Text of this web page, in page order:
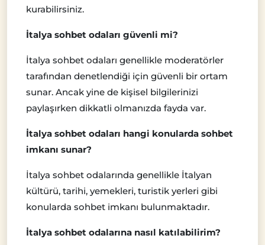
kurabilirsiniz.
İtalya sohbet odaları güvenli mi?
İtalya sohbet odaları genellikle moderatörler
tarafından denetlendiği için güvenli bir ortam
sunar. Ancak yine de kişisel bilgilerinizi
paylaşırken dikkatli olmanızda fayda var.
İtalya sohbet odaları hangi konularda sohbet
imkanı sunar?
İtalya sohbet odalarında genellikle İtalyan
kültürü, tarihi, yemekleri, turistik yerleri gibi
konularda sohbet imkanı bulunmaktadır.
İtalya sohbet odalarına nasıl katılabilirim?